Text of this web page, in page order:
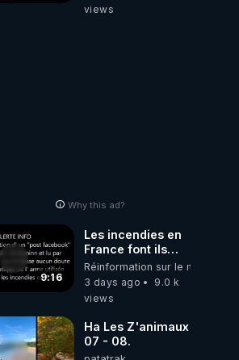
views
Why this ad?
9:16
Les incendies en
France font ils
partie d' un plan
qui aurait débuté
le 11 septembre
Réinformation sur le monde
3 days ago
9.0 k
views
Ha Les Z'animaux
07 - 08.